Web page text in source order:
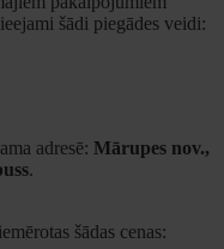
šādi piegādes veidi:
adresē: Mārupes nov.,
.
šādas cenas: